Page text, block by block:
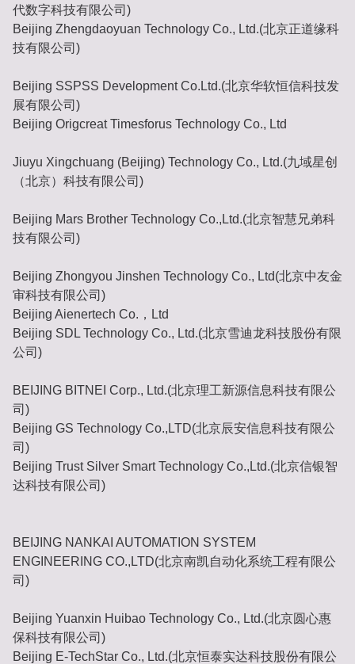
代数字科技有限公司)
Beijing Zhengdaoyuan Technology Co., Ltd.(北京正道缘科
技有限公司)
Beijing SSPSS Development Co.Ltd.(北京华软恒信科技发
展有限公司)
Beijing Origcreat Timesforus Technology Co., Ltd
Jiuyu Xingchuang (Beijing) Technology Co., Ltd.(九域星创
（北京）科技有限公司)
Beijing Mars Brother Technology Co.,Ltd.(北京智慧兄弟科
技有限公司)
Beijing Zhongyou Jinshen Technology Co., Ltd(北京中友金
审科技有限公司)
Beijing Aienertech Co.，Ltd
Beijing SDL Technology Co., Ltd.(北京雪迪龙科技股份有限
公司)
BEIJING BITNEI Corp., Ltd.(北京理工新源信息科技有限公
司)
Beijing GS Technology Co.,LTD(北京辰安信息科技有限公
司)
Beijing Trust Silver Smart Technology Co.,Ltd.(北京信银智
达科技有限公司)
BEIJING NANKAI AUTOMATION SYSTEM
ENGINEERING CO.,LTD(北京南凯自动化系统工程有限公
司)
Beijing Yuanxin Huibao Technology Co., Ltd.(北京圆心惠
保科技有限公司)
Beijing E-TechStar Co., Ltd.(北京恒泰实达科技股份有限公